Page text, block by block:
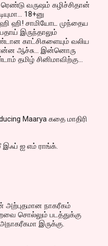
வருஷம் கழிச்சிதான்
18+னு
ஹி! சாமியோட முந்தைய
இருந்தாலும்
காட்சிகளையும் வலிய
ஆச்சு... இன்னொரு
தமிழ் சினிமாவிற்கு...
Maarya கதை மாதிரி
இஃப் ஐ எம் ராங்க்.
அற்புதமான நாகரீகம்
சொல்லும் படத்துக்கு
இருக்கு.